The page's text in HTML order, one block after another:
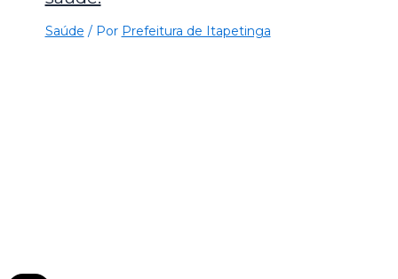
Saúde / Por Prefeitura de Itapetinga